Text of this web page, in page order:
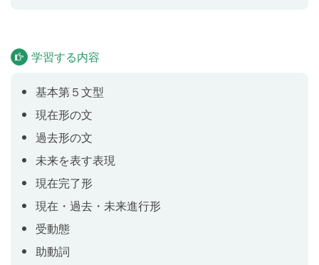
かなどを伝えられるようになります。
Lesson 7 テスト
Lesson 1〜6 の内容をおさらいします。
Lesson 8
学習する内容
基本第５文型
現在形の文
過去形の文
未来を表す表現
現在完了形
現在・過去・未来進行形
受動態
助動詞